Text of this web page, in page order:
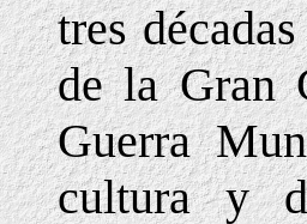
tres
de la Gran
Guerra
cultura y